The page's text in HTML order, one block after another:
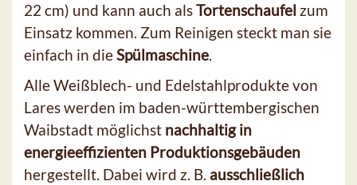
22 cm) und kann auch alsTortenschaufel zum
Einsatz kommen. Zum Reinigen steckt man sie
einfach in dieSpülmaschine.
Alle Weißblech- und Edelstahlprodukte von
Lares werden im baden-württembergischen
Waibstadt möglichst nachhaltig in
energieeffizienten Produktionsgebäuden
hergestellt. Dabei wird z. B. ausschließlich